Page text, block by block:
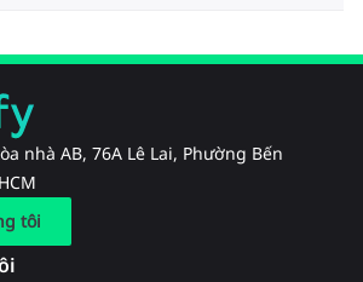
nhà AB, 76A Lê Lai, Phường Bến
tôi